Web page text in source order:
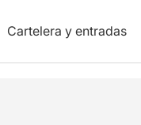
Cartelera y entradas